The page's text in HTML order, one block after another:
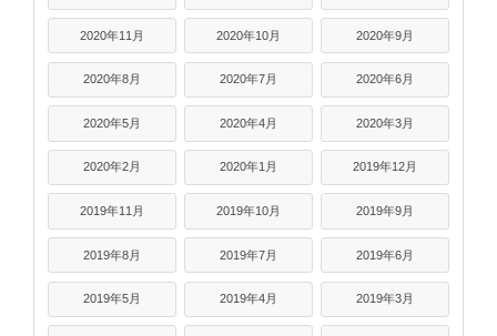
2020年11月 2020年10月 2020年9月
2020年8月 2020年7月 2020年6月
2020年5月 2020年4月 2020年3月
2020年2月 2020年1月 2019年12月
2019年11月 2019年10月 2019年9月
2019年8月 2019年7月 2019年6月
2019年5月 2019年4月 2019年3月